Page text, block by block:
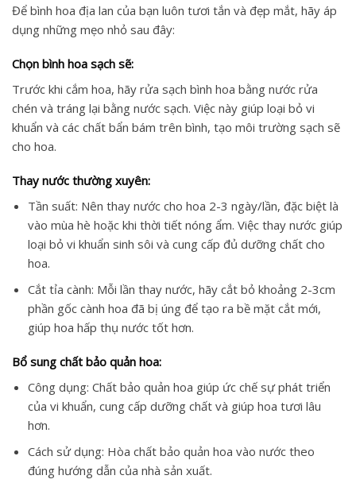
Để bình hoa địa lan của bạn luôn tươi tắn và đẹp mắt, hãy áp
dụng những mẹo nhỏ sau đây:
Chọn bình hoa sạch sẽ:
Trước khi cắm hoa, hãy rửa sạch bình hoa bằng nước rửa
chén và tráng lại bằng nước sạch. Việc này giúp loại bỏ vi
khuẩn và các chất bẩn bám trên bình, tạo môi trường sạch sẽ
cho hoa.
Thay nước thường xuyên:
Tần suất: Nên thay nước cho hoa 2-3 ngày/lần, đặc biệt là
vào mùa hè hoặc khi thời tiết nóng ẩm. Việc thay nước giúp
loại bỏ vi khuẩn sinh sôi và cung cấp đủ dưỡng chất cho
hoa.
Cắt tỉa cành: Mỗi lần thay nước, hãy cắt bỏ khoảng 2-3cm
phần gốc cành hoa đã bị úng để tạo ra bề mặt cắt mới,
giúp hoa hấp thụ nước tốt hơn.
Bổ sung chất bảo quản hoa:
Công dụng: Chất bảo quản hoa giúp ức chế sự phát triển
của vi khuẩn, cung cấp dưỡng chất và giúp hoa tươi lâu
hơn.
Cách sử dụng: Hòa chất bảo quản hoa vào nước theo
đúng hướng dẫn của nhà sản xuất.